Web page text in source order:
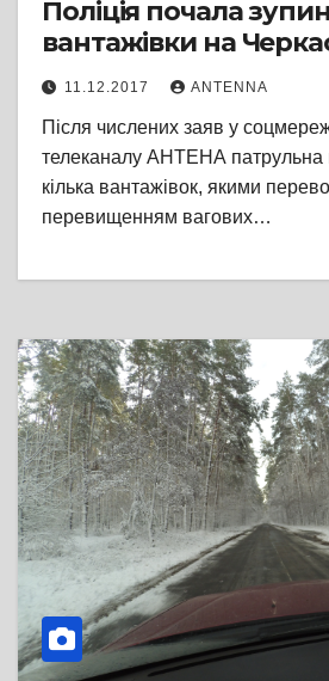
Поліція почала
вантажівки на
11.12.2017 ANTENNA
Після числених заяв у
телеканалу АНТЕНА патрульна
кілька вантажівок, якими
перевищенням вагових…